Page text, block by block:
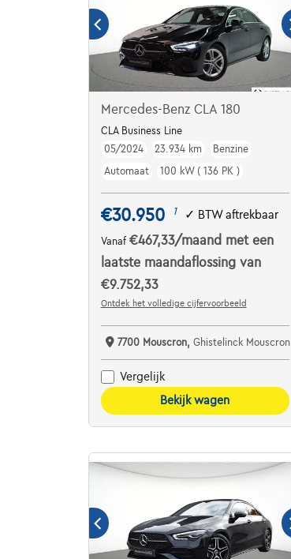
Mercedes-Benz CLA 180
CLA Business Line
05/2024
23.934 km
Benzine
Automaat
100 kW ( 136 PK )
€30.950 1 ✓ BTW aftrekbaar
Vanaf €467,33/maand met een
laatste maandaflossing van
€9.752,33
Ontdek het volledige cijfervoorbeeld
7700 Mouscron, Ghistelinck Mouscron
Vergelijk
Bekijk wagen